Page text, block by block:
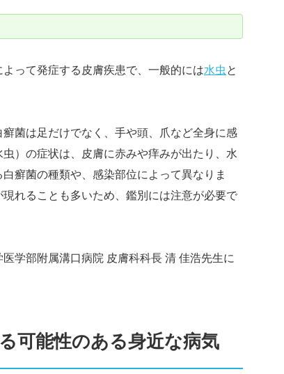
って発症する皮膚疾患で、一般的には水虫 と
菌は足だけでなく、手や頭、爪など全身に感
）の症状は、皮膚に赤みや痒みが出たり、水
癬菌の種類や、感染部位によって異なりま
れることも多いため、鑑別には注意が必要で
学部附属溝口病院 皮膚科科長 清 佳浩先生に
可能性のある身近な病気